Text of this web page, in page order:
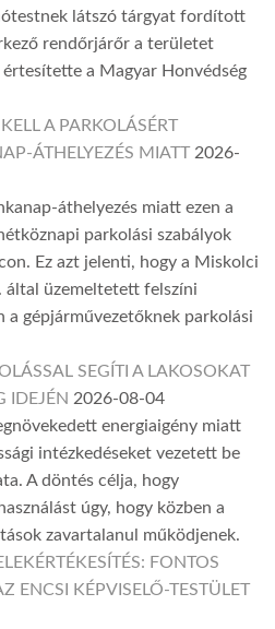
látszó tárgyat fordított
rendőrjárőr a területet
a Magyar Honvédség
A PARKOLÁSÉRT
ÁTHELYEZÉS MIATT 2026-
áthelyezés miatt ezen a
parkolási szabályok
Ez azt jelenti, hogy a Miskolci
üzemeltetett felszíni
gépjárművezetőknek parkolási
SEGÍTI A LAKOSOKAT
IDEJÉN 2026-08-04
energiaigény miatt
intézkedéseket vezetett be
A döntés célja, hogy
úgy, hogy közben a
zavartalanul működjenek.
FONTOS
ENCSI KÉPVISELŐ-TESTÜLET